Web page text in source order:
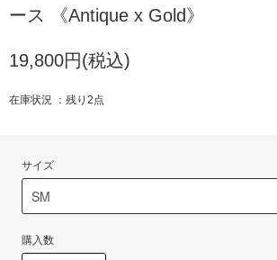
ース 《Antique x Gold》
19,800円(税込)
在庫状況 ：残り2点
サイズ
購入数